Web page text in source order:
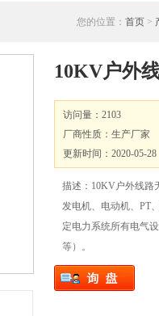
您的位置： 首页 >
10KV户外
访问量：2103
厂商性质：生产厂家
更新时间：2020-05-28
描述：10KV户外线路
发电机、电动机、PT
定电力系统所有电气
等）。